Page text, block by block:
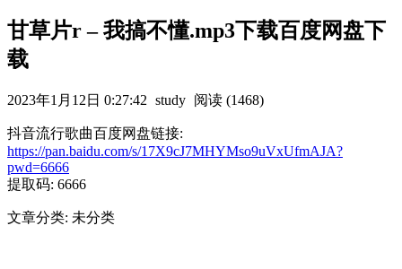
甘草片r – 我搞不懂.mp3下载百度网盘下
载
2023年1月12日 0:27:42 study 阅读 (1468)
抖音流行歌曲百度网盘链接:
https://pan.baidu.com/s/17X9cJ7MHYMso9uVxUfmAJA?
pwd=6666
提取码: 6666
文章分类: 未分类